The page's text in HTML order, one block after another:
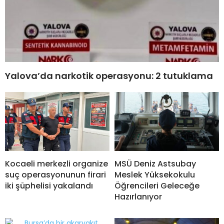
Yalova’da narkotik operasyonu: 2 tutuklama
Kocaeli merkezli organize
suç operasyonunun firari
iki şüphelisi yakalandı
MSÜ Deniz Astsubay
Meslek Yüksekokulu
Öğrencileri Geleceğe
Hazırlanıyor